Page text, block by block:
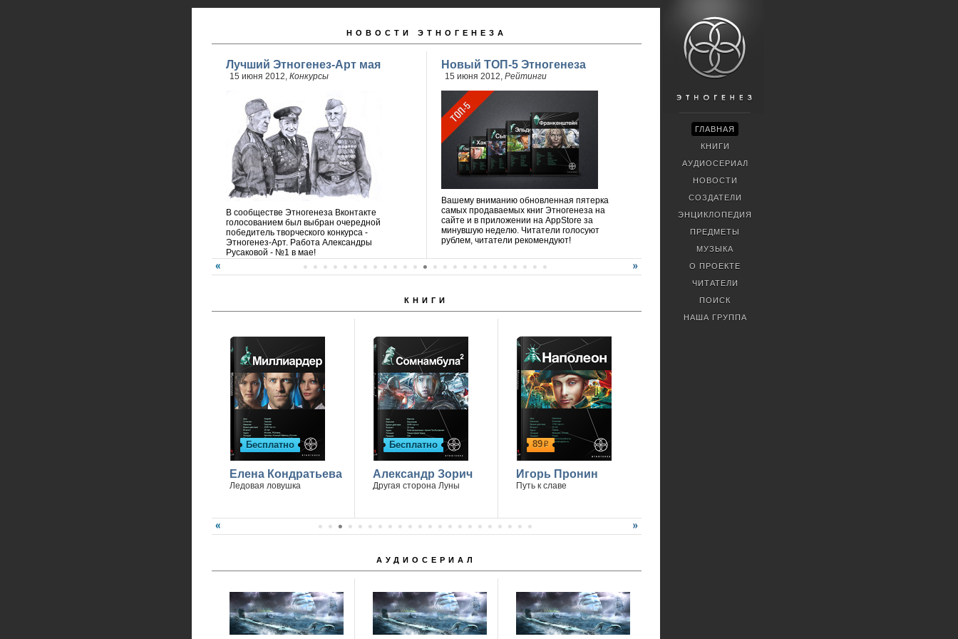
НОВОСТИ ЭТНОГЕНЕЗА
Лучший Этногенез-Арт мая
15 июня 2012, Конкурсы
В сообществе Этногенеза Вконтакте
голосованием был выбран очередной
победитель творческого конкурса -
Этногенез-Арт. Работа Александры
Русаковой - №1 в мае!
Новый ТОП-5 Этногенеза
15 июня 2012, Рейтинги
Вашему вниманию обновленная пятерка
самых продаваемых книг Этногенеза на
сайте и в приложении на AppStore за
минувшую неделю. Читатели голосуют
рублем, читатели рекомендуют!
КНИГИ
Бесплатно
Елена Кондратьева
Ледовая ловушка
Бесплатно
Александр Зорич
Другая сторона Луны
89р
Игорь Пронин
Путь к славе
АУДИОСЕРИАЛ
ГЛАВНАЯ
КНИГИ
АУДИОСЕРИАЛ
НОВОСТИ
СОЗДАТЕЛИ
ЭНЦИКЛОПЕДИЯ
ПРЕДМЕТЫ
МУЗЫКА
О ПРОЕКТЕ
ЧИТАТЕЛИ
ПОИСК
НАША ГРУППА